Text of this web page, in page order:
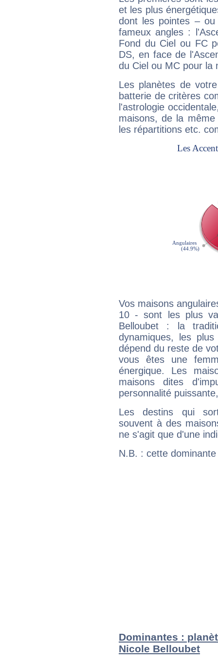
et les plus
dont les pointes –
fameux angles :
Fond du Ciel ou FC
DS, en face de
du Ciel ou MC pour la
Les planètes de
batterie de critères
l'astrologie
maisons, de la
les répartitions etc.
Vos maisons
10 - sont les plus
Belloubet : la
dynamiques, les
dépend du reste de
vous êtes une
énergique. Les
maisons dites
personnalité
Les destins qui
souvent à des
ne s'agit que d'une
N.B. : cette
Dominantes :
Nicole Belloubet